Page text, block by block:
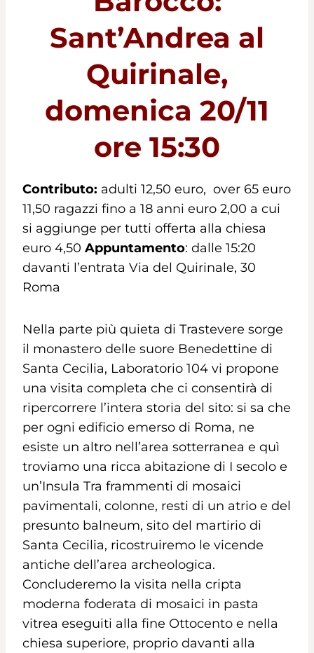
Sant’Andrea al
Quirinale,
domenica 20/11
ore 15:30
Contributo: adulti 12,50 euro, over 65 euro
11,50 ragazzi fino a 18 anni euro 2,00 a cui
si aggiunge per tutti offerta alla chiesa
euro 4,50 Appuntamento: dalle 15:20
davanti l’entrata Via del Quirinale, 30
Roma
Nella parte più quieta di Trastevere sorge
il monastero delle suore Benedettine di
Santa Cecilia, Laboratorio 104 vi propone
una visita completa che ci consentirà di
ripercorrere l’intera storia del sito: si sa che
per ogni edificio emerso di Roma, ne
esiste un altro nell’area sotterranea e quì
troviamo una ricca abitazione di I secolo e
un’Insula Tra frammenti di mosaici
pavimentali, colonne, resti di un atrio e del
presunto balneum, sito del martirio di
Santa Cecilia, ricostruiremo le vicende
antiche dell’area archeologica.
Concluderemo la visita nella cripta
moderna foderata di mosaici in pasta
vitrea eseguiti alla fine Ottocento e nella
chiesa superiore, proprio davanti alla